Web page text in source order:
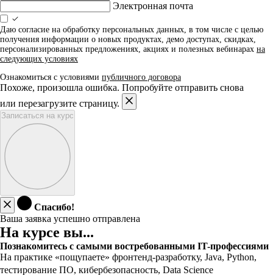
Электронная почта
Даю согласие на обработку персональных данных, в том числе с целью
получения информации о новых продуктах, демо доступах, скидках,
персонализированных предложениях, акциях и полезных вебинарах на
следующих условиях
Ознакомиться с условиями публичного договора
Похоже, произошла ошибка. Попробуйте отправить снова
или перезагрузите страницу.
Записаться на курс
Спасибо!
Ваша заявка успешно отправлена
На курсе вы...
Познакомитесь с самыми востребованными IT-профессиями
На практике «пощупаете» фронтенд-разработку, Java, Python,
тестирование ПО, кибербезопасность, Data Science